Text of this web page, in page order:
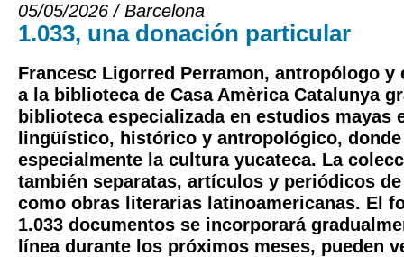
05/05/2026 / Barcelona
1.033, una donación particular
Francesc Ligorred Perramon, antropólogo y
a la biblioteca de Casa Amèrica Catalunya
biblioteca especializada en estudios mayas
lingüístico, histórico y antropológico, donde
especialmente la cultura yucateca. La
también separatas, artículos y periódicos
como obras literarias latinoamericanas. El
1.033 documentos se incorporará
línea durante los próximos meses, pueden